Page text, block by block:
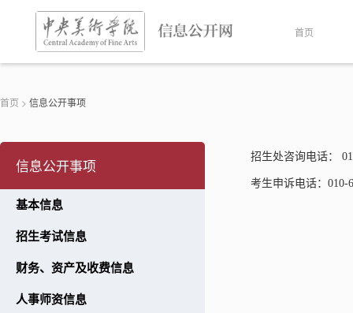
首页
首页 > 信息公开事项
信息公开事项
基本信息
招生考试信息
财务、资产及收费信息
人事师资信息
招生处咨询电话：
考生申诉电话： 010-